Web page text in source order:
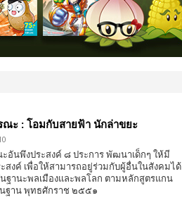
ณะ : โอมกับสายฟ้า นักล่าขยะ
นพึงประสงค์ ๘ ประการ พัฒนาเด็กๆ ให้มี
งค์ เพื่อให้สามารถอยู่ร่วมกับผู้อื่นในสังคมได้
ฐานะพลเมืองและพลโลก ตามหลักสูตรแกน
ฐาน พุทธศักราช ๒๕๕๑